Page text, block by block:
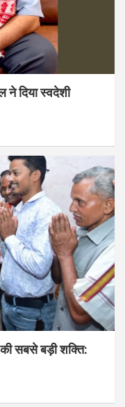
ने दिया स्वदेशी
सबसे बड़ी शक्ति: